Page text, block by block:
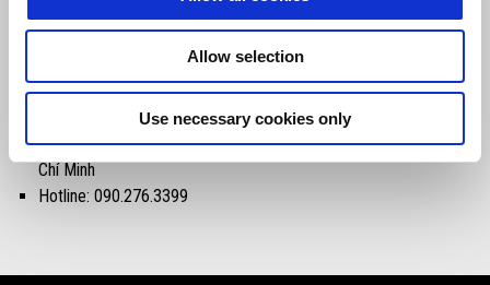
Allow selection
Use necessary cookies only
Địa chỉ: 99 Đàm Quang Trung, Quận Long Biên, Hà Nội
Hotline: 086.800.1946
MOTOPLEX SAIGON
Địa chỉ: 233 Cộng Hòa, Phường 13, Quận Tân Bình, Thành phố Hồ
Chí Minh
Hotline: 090.276.3399